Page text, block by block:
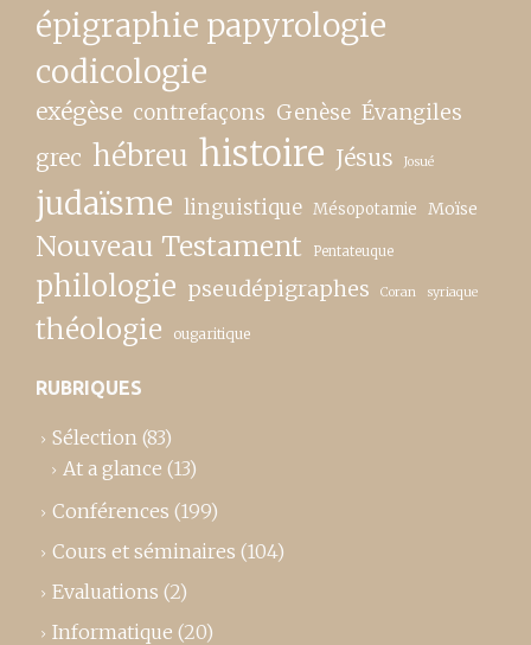
épigraphie papyrologie
codicologie
exégèse contrefaçons Genèse Évangiles
grec hébreu histoire Jésus Josué
judaïsme linguistique Mésopotamie Moïse
Nouveau Testament Pentateuque
philologie pseudépigraphes Coran syriaque
théologie ougaritique
RUBRIQUES
Sélection (83)
At a glance (13)
Conférences (199)
Cours et séminaires (104)
Evaluations (2)
Informatique (20)